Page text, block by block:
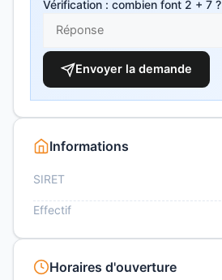
Vérification : combien font 2 + 7 ?
Envoyer la demande
Informations
SIRET
Effectif
Horaires d'ouverture